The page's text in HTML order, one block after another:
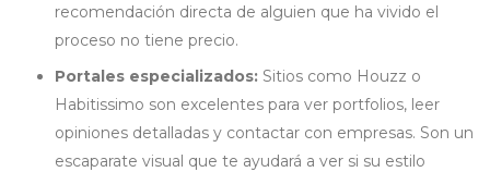
recomendación directa de alguien que ha vivido el
proceso no tiene precio.
Portales especializados: Sitios como Houzz o
Habitissimo son excelentes para ver portfolios, leer
opiniones detalladas y contactar con empresas. Son un
escaparate visual que te ayudará a ver si su estilo